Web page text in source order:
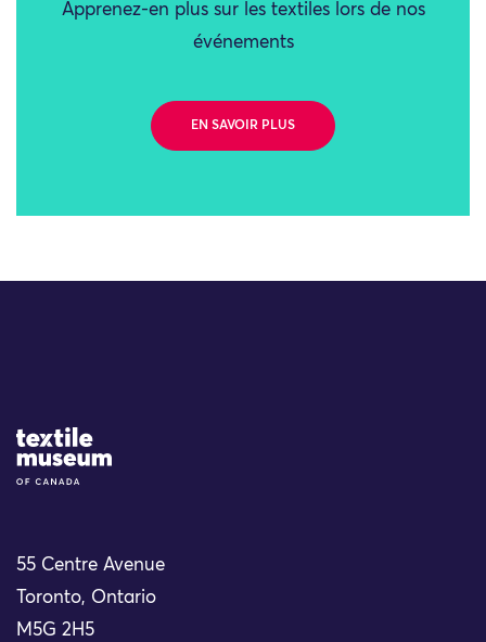
Apprenez-en plus sur les textiles lors de nos
événements
EN SAVOIR PLUS
Site Logo
55 Centre Avenue
Toronto, Ontario
M5G 2H5